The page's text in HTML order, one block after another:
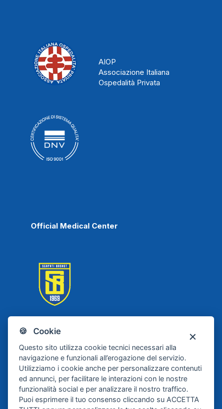
🍪 Cookie
Questo sito utilizza cookie tecnici necessari alla
navigazione e funzionali all’erogazione del servizio.
Utilizziamo i cookie anche per personalizzare contenuti
ed annunci, per facilitare le interazioni con le nostre
funzionalità social e per analizzare il nostro traffico.
Puoi esprimere il tuo consenso cliccando su ACCETTA
AIOP
Associazione Italiana
Ospedalità Privata
Official Medical Center
Scafati Basket